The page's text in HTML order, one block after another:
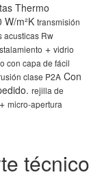
Thermo
W/m²K transmisión
acusticas Rw
+ vidrio
con capa de fácil
clase P2A Con
rejilla de
+ micro-apertura
técnico